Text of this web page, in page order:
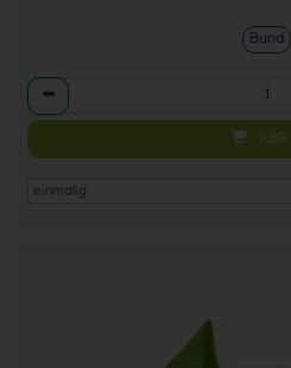
Bund
Anzahl
3,89